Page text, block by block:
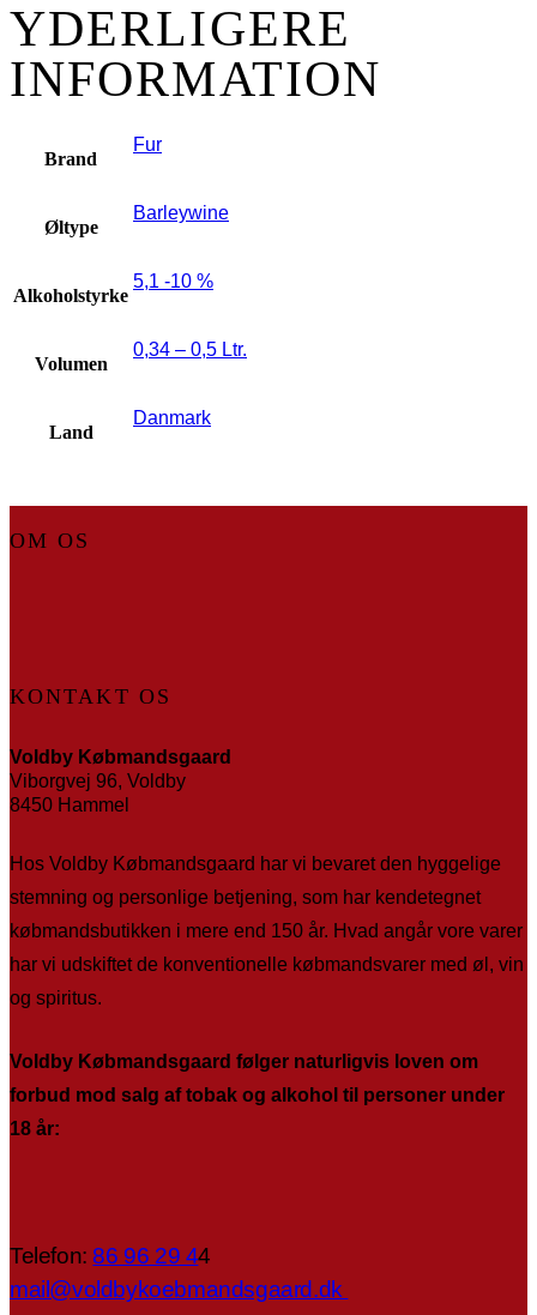
YDERLIGERE
INFORMATION
Brand
Fur
Øltype
Barleywine
Alkoholstyrke
5,1 -10 %
Volumen
0,34 – 0,5 Ltr.
Land
Danmark
OM OS
KONTAKT OS
Voldby Købmandsgaard
Viborgvej 96, Voldby
8450 Hammel
Hos Voldby Købmandsgaard har vi bevaret den hyggelige
stemning og personlige betjening, som har kendetegnet
købmandsbutikken i mere end 150 år. Hvad angår vore varer
har vi udskiftet de konventionelle købmandsvarer med øl, vin
og spiritus.
Voldby Købmandsgaard følger naturligvis loven om
forbud mod salg af tobak og alkohol til personer under
18 år:
Telefon:86 96 29 44
mail@voldbykoebmandsgaard.dk